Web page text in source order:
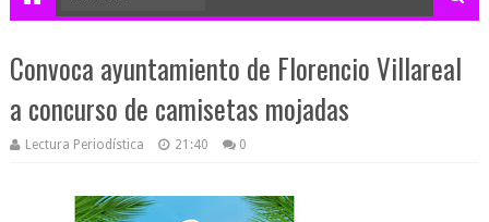
Convoca ayuntamiento de Florencio Villareal
a concurso de camisetas mojadas
Lectura Periodística 21:40 0